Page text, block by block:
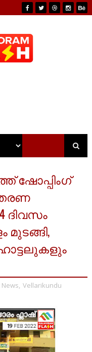
ഷോപ്പിംഗ്
ദിവസം
മുടങ്ങി,
, Vellarikundu